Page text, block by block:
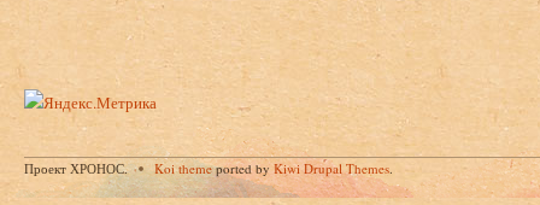
Проект ХРОНОС. Koi themeported byKiwi Drupal Themes.